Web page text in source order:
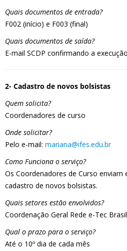
Quais documentos de entrada?
F002 (início) e F003 (final)
Quais documentos de saída?
E-mail SCDP confirmando a
2- Cadastro de novos bolsistas
Quem solicita?
Coordenadores de curso
Onde solicitar?
Pelo e-mail: mariana@ifes.edu.br
Como Funciona o serviço?
Os Coordenadores de Curso enviam
cadastro de novos bolsistas.
Quais setores estão envolvidos?
Coordenação Geral Rede e-Tec Brasil
Qual o prazo para o serviço?
Até o 10º dia de cada mês